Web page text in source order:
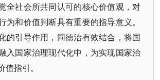
全社会所共同认可的核心价值观，对
为和价值判断具有重要的指导意义。
的引导作用，同徳治有效结合，将国
入国家治理现代化中，为实现国家治
指引。